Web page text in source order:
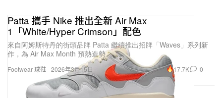
Footwear 球鞋
Patta 攜手 Nike 推出全新 Air Max
1「White/Hyper Crimson」配色
來自阿姆斯特丹的街頭品牌 Patta 繼續推出招牌「Waves」系列新
作，為 Air Max Month 預熱造勢。
2026年3月15日 17.7K 0